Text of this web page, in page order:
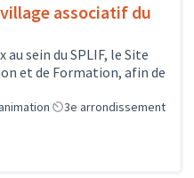
associatif du
sein du SPLIF, le Site
et de Formation, afin de
3e arrondissement